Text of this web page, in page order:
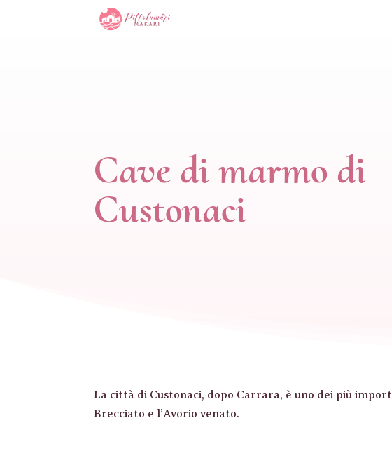
Cave di marmo di
Custonaci
La città di Custonaci, dopo Carrara, è uno dei più
Brecciato e l’Avorio venato.